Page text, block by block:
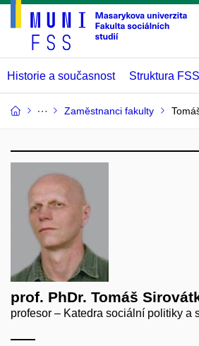
Historie a současnost Struktura FSS
Zaměstnanci fakulty
prof. PhDr. Tomáš
profesor – Katedra sociální politiky a